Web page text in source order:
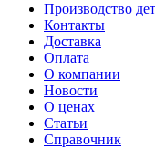
Производство
Контакты
Доставка
Оплата
О компании
Новости
О ценах
Статьи
Справочник